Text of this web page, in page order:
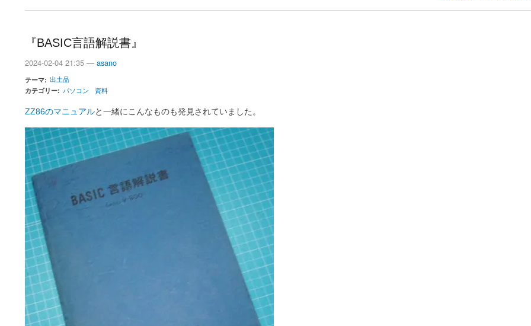
『BASIC言語解説書』
2024-02-04 21:35 — asano
テーマ 出土品
カテゴリー パソコン 資料
ZZ86のマニュアルと一緒にこんなものも発見されていました。